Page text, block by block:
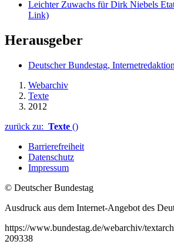
Leichter Zuwachs für Dirk Niebels
Link)
Herausgeber
Deutscher Bundestag, Internetredaktion
Webarchiv
Texte
2012
zurück zu: Texte ()
Barrierefreiheit
Datenschutz
Impressum
© Deutscher Bundestag
Ausdruck aus dem Internet-Angebot des
https://www.bundestag.de/webarchiv/
209338